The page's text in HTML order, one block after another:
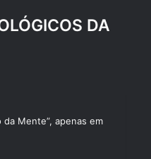
DA
da Mente”, apenas em